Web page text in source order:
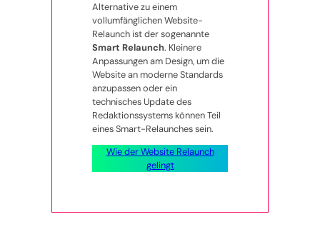
Alternative zu einem
vollumfänglichen Website-
Relaunch ist der sogenannte
Smart Relaunch. Kleinere
Anpassungen am Design, um die
Website an moderne Standards
anzupassen oder ein
technisches Update des
Redaktionssystems können Teil
eines Smart-Relaunches sein.
Wie der Website Relaunch
gelingt